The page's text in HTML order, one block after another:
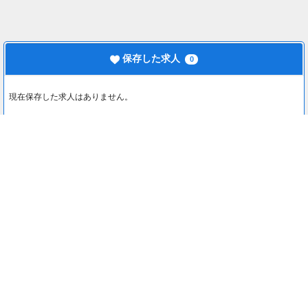
保存した求人 0
現在保存した求人はありません。